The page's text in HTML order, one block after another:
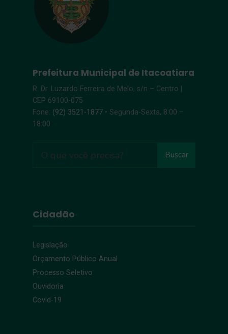
Prefeitura Municipal de Itacoatiara
R. Dr. Luzardo Ferreira de Melo, s/n – Centro |
CEP 69100-075
Fone: (92) 3521-1877 • Segunda-Sexta, 8:00 –
18:00
Buscar
Cidadão
Legislação
Orçamento Público Anual
Processo Seletivo
Ouvidoria
Covid-19